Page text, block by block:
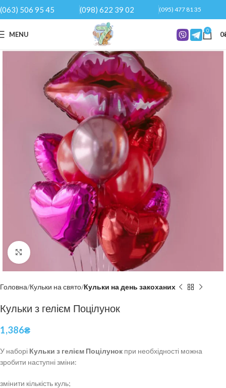
(063) 506 95 45 (098) 622 39 02 (095) 477 81 35
MENU 0 0
Click to enlarge
Головна Кульки на свято Кульки на день закоханих
Кульки з гелієм Поцілунок
1,386₴
У наборі Кульки з гелієм Поцілунок при необхідності можна
зробити наступні зміни:
змінити кількість куль;